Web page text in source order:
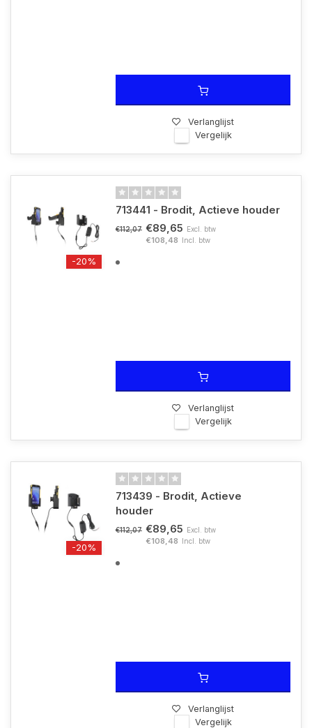
Verlanglijst
Vergelijk
-20%
713441 - Brodit, Actieve houder
€112,07 €89,65 Excl. btw
€108,48 Incl. btw
Verlanglijst
Vergelijk
-20%
713439 - Brodit, Actieve
houder
€112,07 €89,65 Excl. btw
€108,48 Incl. btw
Verlanglijst
Vergelijk